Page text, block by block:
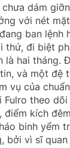
Lá thư trần thế
2 Years Ago
Cao Nguyên
2 Years Ago
Đại Hội Đoàn
3 Years Ago
dám
với nét
ban lệnh
thứ, đi biệt
là hai tháng.
và một đệ
vụ của
theo
điểm kích
binh yểm
bởi vì sĩ